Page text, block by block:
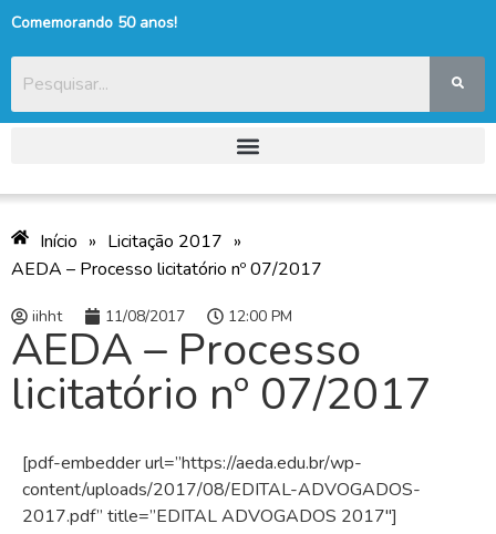
Comemorando 50 anos!
Início » Licitação 2017 »
AEDA – Processo licitatório nº 07/2017
iihht 11/08/2017 12:00 PM
AEDA – Processo
licitatório nº 07/2017
[pdf-embedder url=”https://aeda.edu.br/wp-
content/uploads/2017/08/EDITAL-ADVOGADOS-
2017.pdf” title=”EDITAL ADVOGADOS 2017″]